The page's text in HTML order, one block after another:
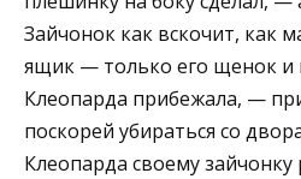
Зайчонок как вскочит, как
ящик — только его щенок и
Клеопарда прибежала, —
поскорей убираться со
Клеопарда своему зайчонку